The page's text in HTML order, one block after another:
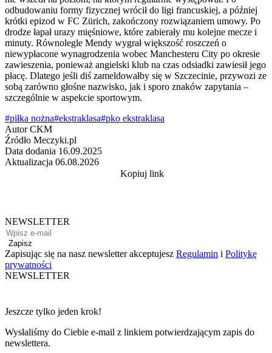
odbudowaniu formy fizycznej wrócił do ligi francuskiej, a później
krótki epizod w FC Zürich, zakończony rozwiązaniem umowy. Po
drodze łapał urazy mięśniowe, które zabierały mu kolejne mecze i
minuty. Równolegle Mendy wygrał większość roszczeń o
niewypłacone wynagrodzenia wobec Manchesteru City po okresie
zawieszenia, ponieważ angielski klub na czas odsiadki zawiesił jego
płacę. Dlatego jeśli diś zameldowałby się w Szczecinie, przywozi ze
sobą zarówno głośne nazwisko, jak i sporo znaków zapytania –
szczególnie w aspekcie sportowym.
#piłka nożna#ekstraklasa#pko ekstraklasa
Autor CKM
Źródło Meczyki.pl
Data dodania 16.09.2025
Aktualizacja 06.08.2026
Kopiuj link
NEWSLETTER
Zapisz
Zapisując się na nasz newsletter akceptujesz Regulamin i Politykę
prywatności
NEWSLETTER
Jeszcze tylko jeden krok!
Wysłaliśmy do Ciebie e-mail z linkiem potwierdzającym zapis do
newslettera.